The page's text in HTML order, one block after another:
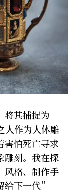
한국어
日本語
网站政策
将其捕捉为
人作为人体雕
害怕死亡寻求
雕刻。我在探
风格、制作手
给下一代”